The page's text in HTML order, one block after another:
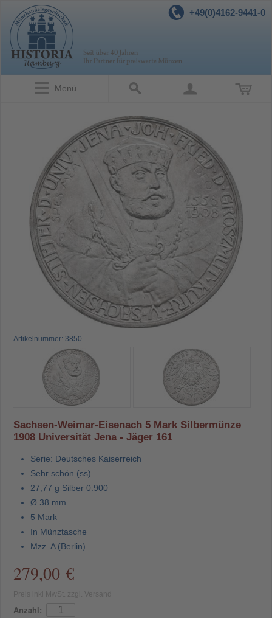
+49(0)4162-9441-0
Menü
Artikelnummer: 3850
Sachsen-Weimar-Eisenach 5 Mark Silbermünze
1908 Universität Jena - Jäger 161
Serie: Deutsches Kaiserreich
Sehr schön (ss)
27,77 g Silber 0.900
Ø 38 mm
5 Mark
In Münztasche
Mzz. A (Berlin)
279,00 €
Anzahl: